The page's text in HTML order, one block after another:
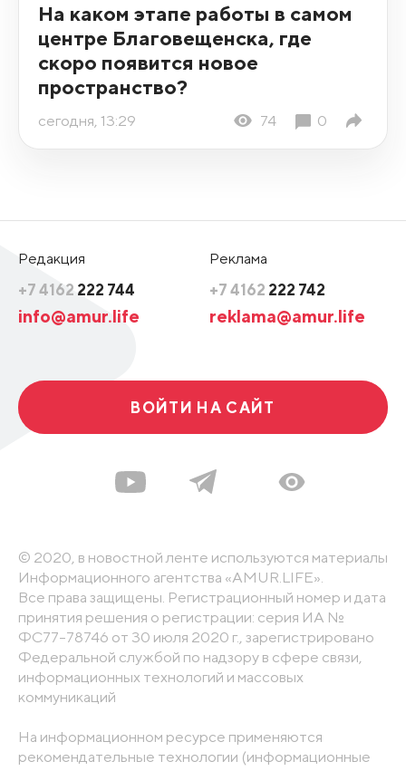
На каком этапе работы в самом
центре Благовещенска, где
скоро появится новое
пространство?
сегодня, 13:29 74 0
Редакция
+7 4162 222 744
info@amur.life
Реклама
+7 4162 222 742
reklama@amur.life
ВОЙТИ НА САЙТ
© 2020, в новостной ленте используются материалы
Информационного агентства «AMUR.LIFE».
Все права защищены. Регистрационный номер и дата
принятия решения о регистрации: серия ИА №
ФС77-78746 от 30 июля 2020 г., зарегистрировано
Федеральной службой по надзору в сфере связи,
информационных технологий и массовых
коммуникаций
На информационном ресурсе применяются
рекомендательные технологии (информационные